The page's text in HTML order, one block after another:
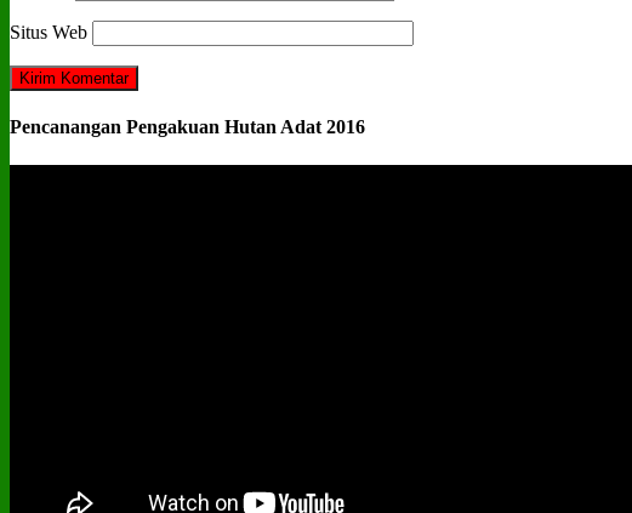
Situs Web
Pencanangan Pengakuan Hutan Adat 2016